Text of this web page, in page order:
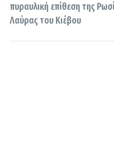
πυραυλική επίθεση της
Λαύρας του Κιέβου